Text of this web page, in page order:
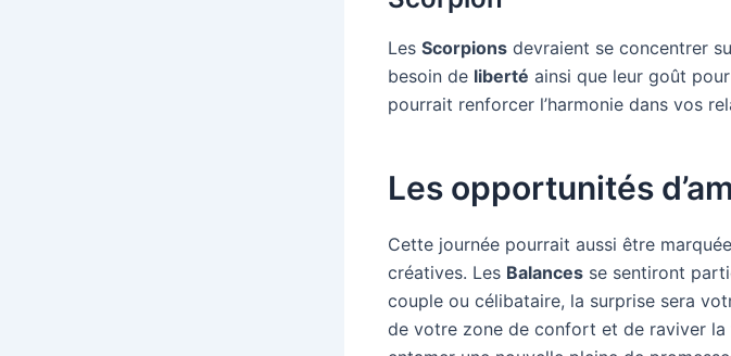
Les Scorpions devraient se concentrer
besoin de liberté ainsi que leur goût
pourrait renforcer l’harmonie dans vos
Les opportunités
Cette journée pourrait aussi être
créatives. Les Balances se sentiront
couple ou célibataire, la surprise sera
de votre zone de confort et de raviver la